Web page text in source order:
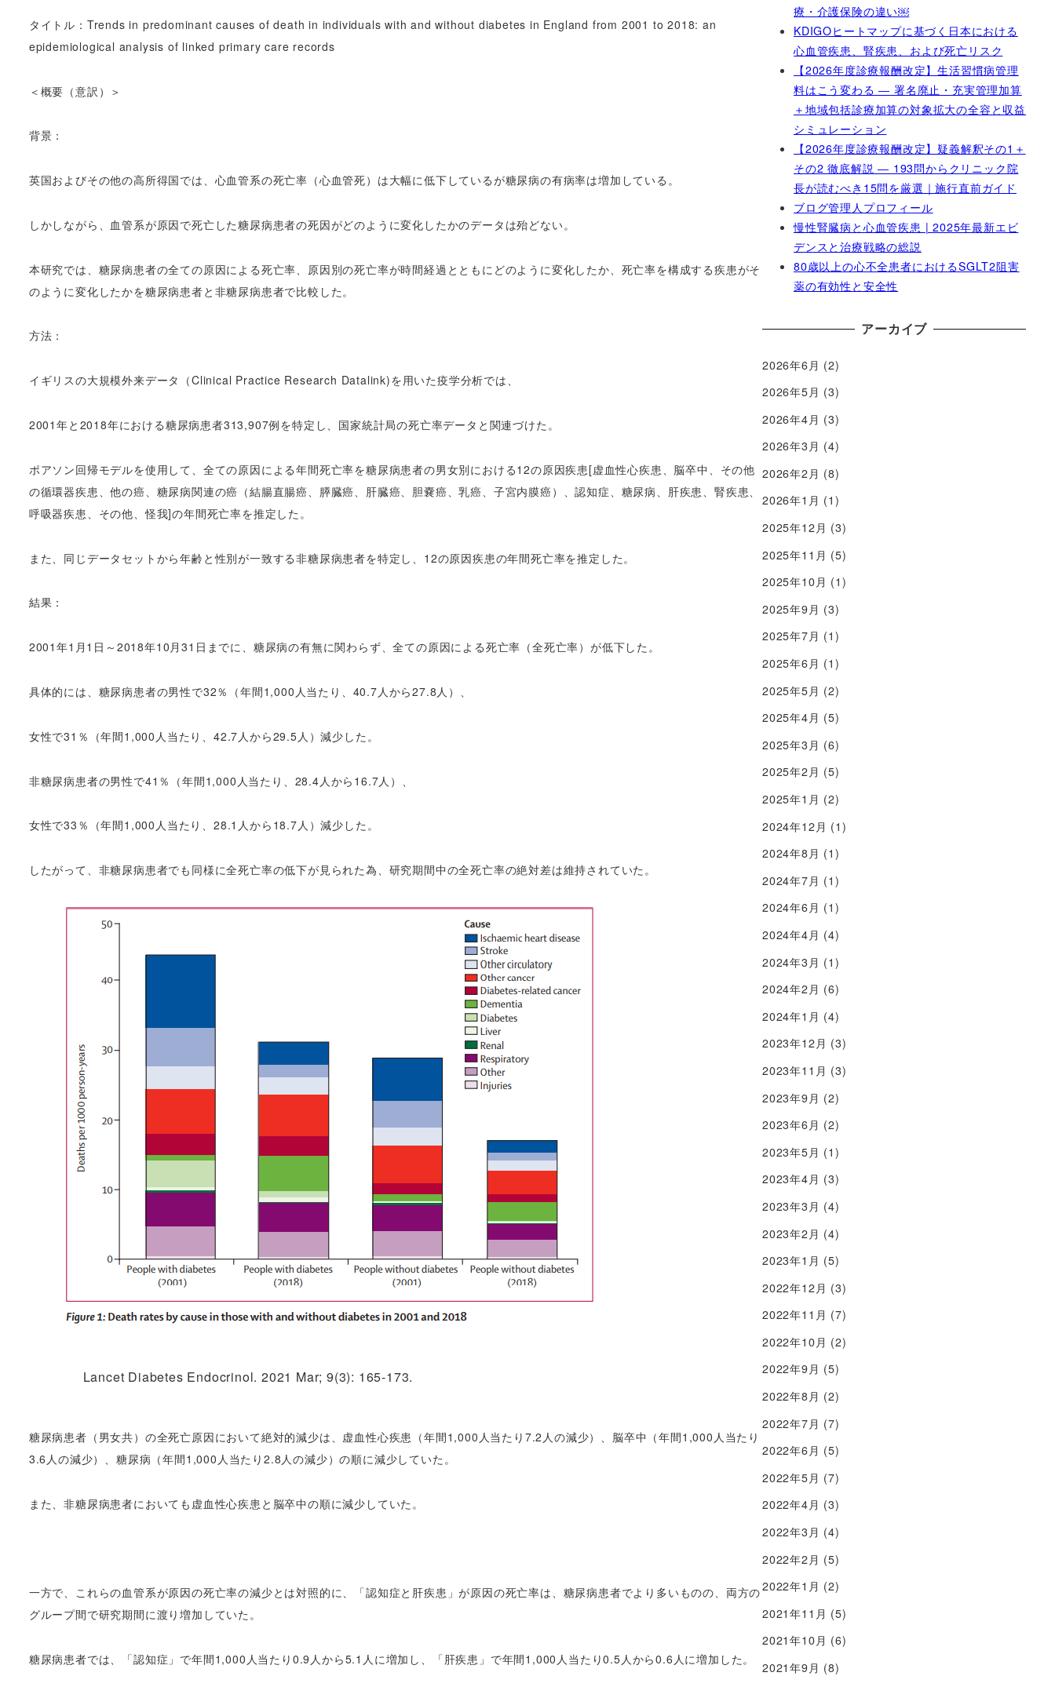
タイトル：Trends in predominant causes of death in individuals with and without diabetes in England from 2001 to 2018: an
epidemiological analysis of linked primary care records
＜概要（意訳）＞
背景：
英国およびその他の高所得国では、心血管系の死亡率（心血管死）は大幅に低下しているが糖尿病の有病率は増加している。
しかしながら、血管系が原因で死亡した糖尿病患者の死因がどのように変化したかのデータは殆どない。
本研究では、糖尿病患者の全ての原因による死亡率、原因別の死亡率が時間経過とともにどのように変化したか、死亡率を構成する疾患がそ
のように変化したかを糖尿病患者と非糖尿病患者で比較した。
方法：
イギリスの大規模外来データ（Clinical Practice Research Datalink)を用いた疫学分析では、
2001年と2018年における糖尿病患者313,907例を特定し、国家統計局の死亡率データと関連づけた。
ポアソン回帰モデルを使用して、全ての原因による年間死亡率を糖尿病患者の男女別における12の原因疾患[虚血性心疾患、脳卒中、その他
の循環器疾患、他の癌、糖尿病関連の癌（結腸直腸癌、膵臓癌、肝臓癌、胆嚢癌、乳癌、子宮内膜癌）、認知症、糖尿病、肝疾患、腎疾患、
呼吸器疾患、その他、怪我]の年間死亡率を推定した。
また、同じデータセットから年齢と性別が一致する非糖尿病患者を特定し、12の原因疾患の年間死亡率を推定した。
結果：
2001年1月1日～2018年10月31日までに、糖尿病の有無に関わらず、全ての原因による死亡率（全死亡率）が低下した。
具体的には、糖尿病患者の男性で32％（年間1,000人当たり、40.7人から27.8人）、
女性で31％（年間1,000人当たり、42.7人から29.5人）減少した。
非糖尿病患者の男性で41％（年間1,000人当たり、28.4人から16.7人）、
女性で33％（年間1,000人当たり、28.1人から18.7人）減少した。
したがって、非糖尿病患者でも同様に全死亡率の低下が見られた為、研究期間中の全死亡率の絶対差は維持されていた。
Lancet Diabetes Endocrinol. 2021 Mar; 9(3): 165-173.
糖尿病患者（男女共）の全死亡原因において絶対的減少は、虚血性心疾患（年間1,000人当たり7.2人の減少）、脳卒中（年間1,000人当たり
3.6人の減少）、糖尿病（年間1,000人当たり2.8人の減少）の順に減少していた。
また、非糖尿病患者においても虚血性心疾患と脳卒中の順に減少していた。
一方で、これらの血管系が原因の死亡率の減少とは対照的に、「認知症と肝疾患」が原因の死亡率は、糖尿病患者でより多いものの、両方の
グループ間で研究期間に渡り増加していた。
糖尿病患者では、「認知症」で年間1,000人当たり0.9人から5.1人に増加し、「肝疾患」で年間1,000人当たり0.5人から0.6人に増加した。
療・介護保険の違い￼
KDIGOヒートマップに基づく日本における
心血管疾患、腎疾患、および死亡リスク
【2026年度診療報酬改定】生活習慣病管理
料はこう変わる ― 署名廃止・充実管理加算
＋地域包括診療加算の対象拡大の全容と収益
シミュレーション
【2026年度診療報酬改定】疑義解釈その1＋
その2 徹底解説 ― 193問からクリニック院
長が読むべき15問を厳選｜施行直前ガイド
ブログ管理人プロフィール
慢性腎臓病と心血管疾患 | 2025年最新エビ
デンスと治療戦略の総説
80歳以上の心不全患者におけるSGLT2阻害
薬の有効性と安全性
アーカイブ
2026年6月 (2)
2026年5月 (3)
2026年4月 (3)
2026年3月 (4)
2026年2月 (8)
2026年1月 (1)
2025年12月 (3)
2025年11月 (5)
2025年10月 (1)
2025年9月 (3)
2025年7月 (1)
2025年6月 (1)
2025年5月 (2)
2025年4月 (5)
2025年3月 (6)
2025年2月 (5)
2025年1月 (2)
2024年12月 (1)
2024年8月 (1)
2024年7月 (1)
2024年6月 (1)
2024年4月 (4)
2024年3月 (1)
2024年2月 (6)
2024年1月 (4)
2023年12月 (3)
2023年11月 (3)
2023年9月 (2)
2023年6月 (2)
2023年5月 (1)
2023年4月 (3)
2023年3月 (4)
2023年2月 (4)
2023年1月 (5)
2022年12月 (3)
2022年11月 (7)
2022年10月 (2)
2022年9月 (5)
2022年8月 (2)
2022年7月 (7)
2022年6月 (5)
2022年5月 (7)
2022年4月 (3)
2022年3月 (4)
2022年2月 (5)
2022年1月 (2)
2021年11月 (5)
2021年10月 (6)
2021年9月 (8)